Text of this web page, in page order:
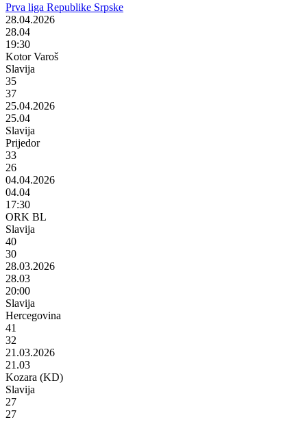
Prva liga Republike Srpske
28.04.2026
28.04
19:30
Kotor Varoš
Slavija
35
37
25.04.2026
25.04
Slavija
Prijedor
33
26
04.04.2026
04.04
17:30
ORK BL
Slavija
40
30
28.03.2026
28.03
20:00
Slavija
Hercegovina
41
32
21.03.2026
21.03
Kozara (KD)
Slavija
27
27